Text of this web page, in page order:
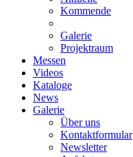
Kommende
Galerie
Projektraum
Messen
Videos
Kataloge
News
Galerie
Über uns
Kontaktformular
Newsletter